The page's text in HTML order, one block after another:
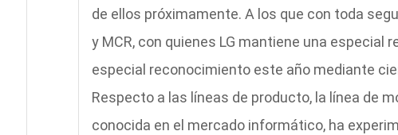
de ellos próximamente. A los que con toda
y MCR, con quienes LG mantiene una especial
especial reconocimiento este año mediante
Respecto a las líneas de producto, la línea de
conocida en el mercado informático, ha